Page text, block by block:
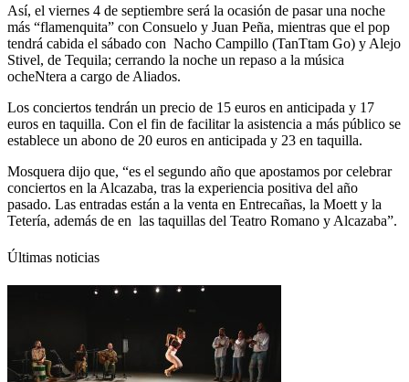
Así, el viernes 4 de septiembre será la ocasión de pasar una noche
más “flamenquita” con Consuelo y Juan Peña, mientras que el pop
tendrá cabida el sábado con Nacho Campillo (TanTtam Go) y Alejo
Stivel, de Tequila; cerrando la noche un repaso a la música
ocheNtera a cargo de Aliados.
Los conciertos tendrán un precio de 15 euros en anticipada y 17
euros en taquilla. Con el fin de facilitar la asistencia a más público se
establece un abono de 20 euros en anticipada y 23 en taquilla.
Mosquera dijo que, “es el segundo año que apostamos por celebrar
conciertos en la Alcazaba, tras la experiencia positiva del año
pasado. Las entradas están a la venta en Entrecañas, la Moett y la
Tetería, además de en las taquillas del Teatro Romano y Alcazaba”.
Últimas noticias